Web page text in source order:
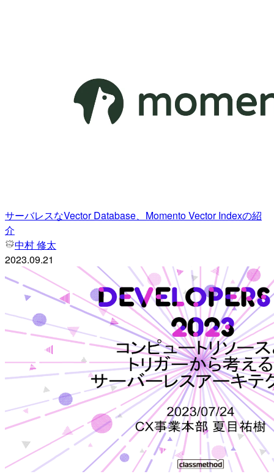
サーバレスなVector Database、Momento Vector Indexの紹
介
中村 修太
2023.09.21